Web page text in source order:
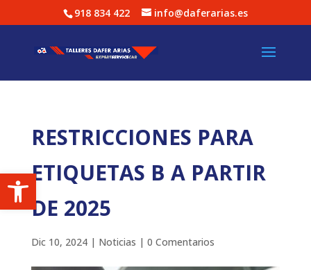
Abrir barra de herramientas
918 834 422 info@daferarias.es
RESTRICCIONES PARA
ETIQUETAS B A PARTIR
DE 2025
Dic 10, 2024| Noticias | 0 Comentarios